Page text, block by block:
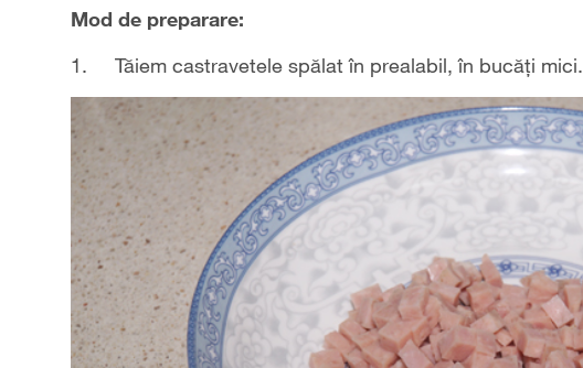
Mod de preparare:
1. Tăiem castravetele spălat în prealabil, în bucăți mici.